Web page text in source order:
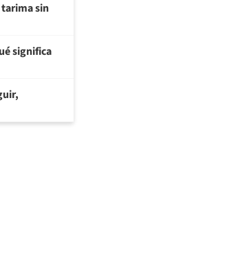
sin
significa